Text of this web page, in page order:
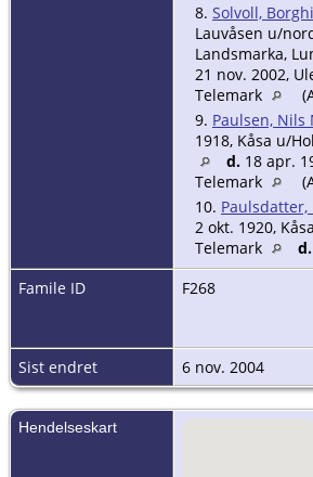
8. Solvoll,
Lauvåsen u/
Landsmarka,
21 nov. 2002,
Telemark
9. Paulsen, Nils
1918, Kåsa u/
d. 18 apr.
Telemark
10. Paulsdatter,
2 okt. 1920,
Telemark
d.
Famile ID
F268
Sist endret
6 nov. 2004
Hendelseskart